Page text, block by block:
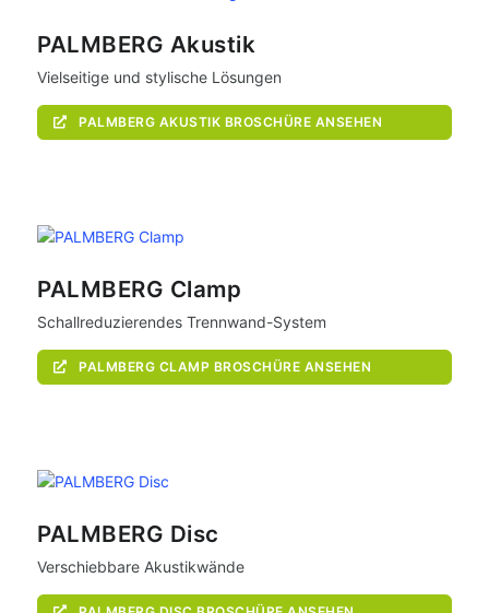
PALMBERG Akustik
Vielseitige und stylische Lösungen
PALMBERG AKUSTIK BROSCHÜRE ANSEHEN
PALMBERG Clamp
Schallreduzierendes Trennwand-System
PALMBERG CLAMP BROSCHÜRE ANSEHEN
PALMBERG Disc
Verschiebbare Akustikwände